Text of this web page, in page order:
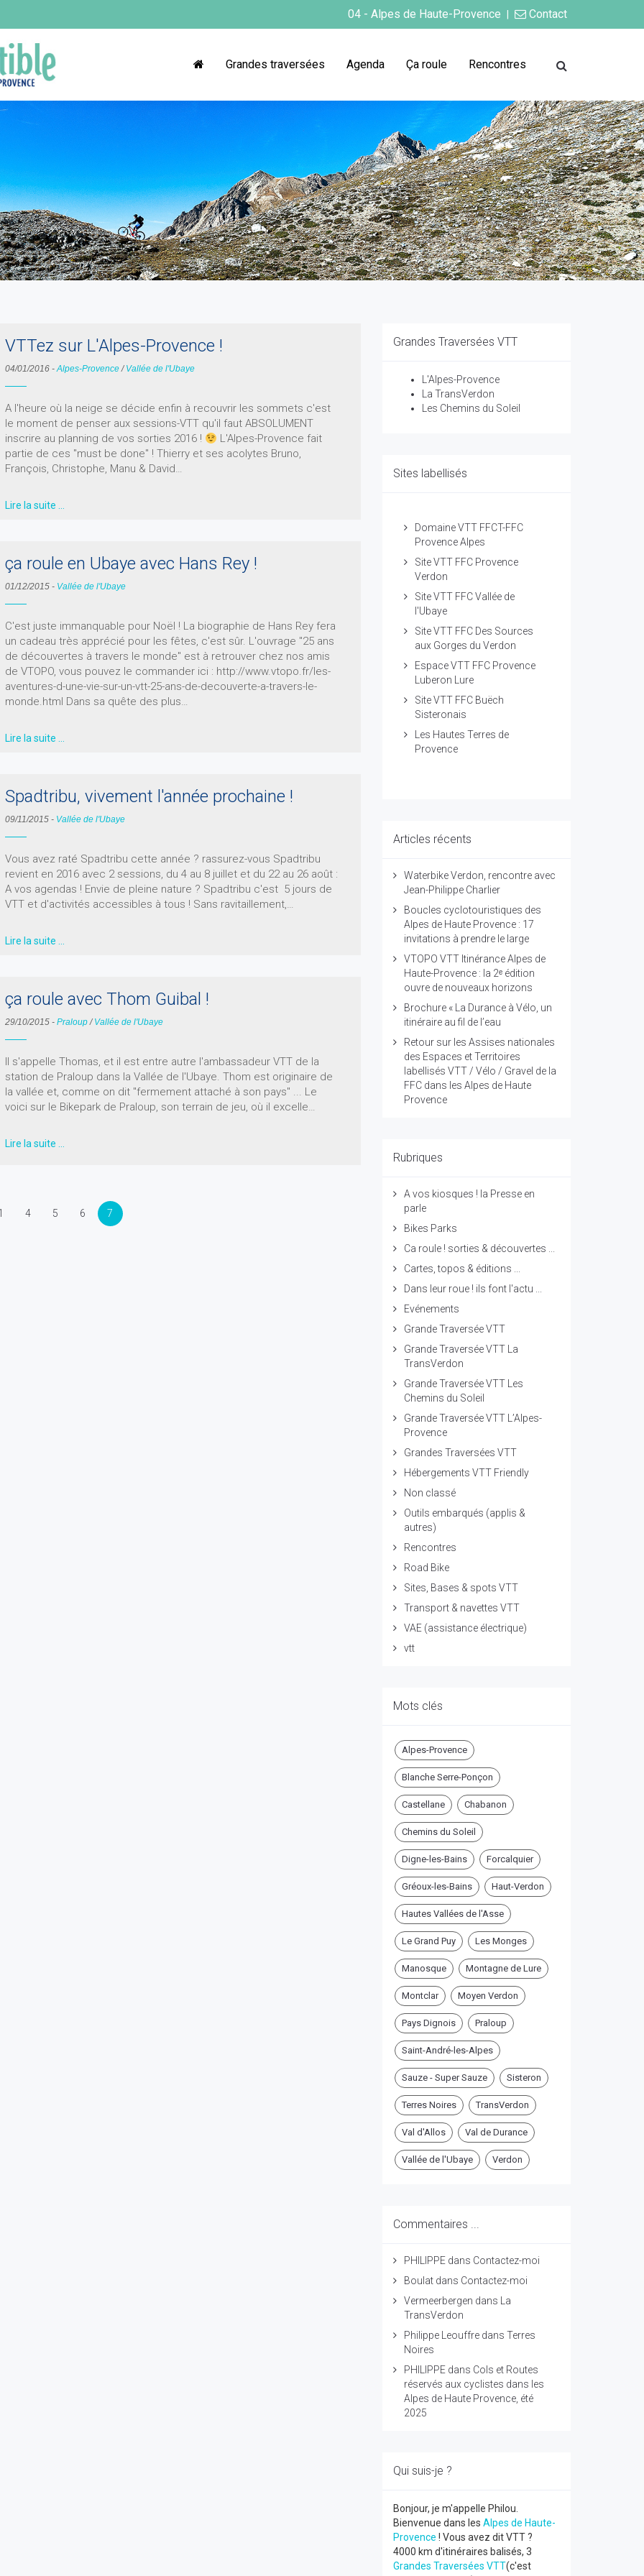
04 - Alpes de Haute-Provence Contact
Grandes traversées Agenda Ça roule Rencontres
VTTez sur L'Alpes-Provence !
04/01/2016 -Alpes-Provence/ Vallée de l'Ubaye
A l'heure où la neige se décide enfin à recouvrir les sommets c'est
le moment de penser aux sessions-VTT qu'il faut ABSOLUMENT
inscrire au planning de vos sorties 2016 !
L'Alpes-Provence fait
partie de ces "must be done" ! Thierry et ses acolytes Bruno,
François, Christophe, Manu & David…
Lire la suite …
ça roule en Ubaye avec Hans Rey !
01/12/2015 - Vallée de l'Ubaye
C'est juste immanquable pour Noël ! La biographie de Hans Rey fera
un cadeau très apprécié pour les fêtes, c'est sûr. L'ouvrage "25 ans
de découvertes à travers le monde" est à retrouver chez nos amis
de VTOPO, vous pouvez le commander ici : http://www.vtopo.fr/les-
aventures-d-une-vie-sur-un-vtt-25-ans-de-decouverte-a-travers-le-
monde.html Dans sa quête des plus…
Lire la suite …
Spadtribu, vivement l'année prochaine !
09/11/2015 - Vallée de l'Ubaye
Vous avez raté Spadtribu cette année ? rassurez-vous Spadtribu
revient en 2016 avec 2 sessions, du 4 au 8 juillet et du 22 au 26 août :
A vos agendas ! Envie de pleine nature ? Spadtribu c'est 5 jours de
VTT et d'activités accessibles à tous ! Sans ravitaillement,…
Lire la suite …
ça roule avec Thom Guibal !
29/10/2015 -Praloup/ Vallée de l'Ubaye
Il s'appelle Thomas, et il est entre autre l'ambassadeur VTT de la
station de Praloup dans la Vallée de l'Ubaye. Thom est originaire de
la vallée et, comme on dit "fermement attaché à son pays" ... Le
voici sur le Bikepark de Praloup, son terrain de jeu, où il excelle…
Lire la suite …
4 5 6 7
Grandes Traversées VTT
L'Alpes-Provence
La TransVerdon
Les Chemins du Soleil
Sites labellisés
Domaine VTT FFCT-FFC
Provence Alpes
Site VTT FFC Provence
Verdon
Site VTT FFC Vallée de
l'Ubaye
Site VTT FFC Des Sources
aux Gorges du Verdon
Espace VTT FFC Provence
Luberon Lure
Site VTT FFC Buëch
Sisteronais
Les Hautes Terres de
Provence
Articles récents
Waterbike Verdon, rencontre avec
Jean-Philippe Charlier
Boucles cyclotouristiques des
Alpes de Haute Provence : 17
invitations à prendre le large
VTOPO VTT Itinérance Alpes de
Haute-Provence : la 2ᵉ édition
ouvre de nouveaux horizons
Brochure « La Durance à Vélo, un
itinéraire au fil de l’eau
Retour sur les Assises nationales
des Espaces et Territoires
labellisés VTT / Vélo / Gravel de la
FFC dans les Alpes de Haute
Provence
Rubriques
A vos kiosques ! la Presse en
parle
Bikes Parks
Ca roule ! sorties & découvertes ...
Cartes, topos & éditions ...
Dans leur roue ! ils font l'actu ...
Evénements
Grande Traversée VTT
Grande Traversée VTT La
TransVerdon
Grande Traversée VTT Les
Chemins du Soleil
Grande Traversée VTT L’Alpes-
Provence
Grandes Traversées VTT
Hébergements VTT Friendly
Non classé
Outils embarqués (applis &
autres)
Rencontres
Road Bike
Sites, Bases & spots VTT
Transport & navettes VTT
VAE (assistance électrique)
vtt
Mots clés
Alpes-Provence
Blanche Serre-Ponçon
Castellane Chabanon
Chemins du Soleil
Digne-les-Bains Forcalquier
Gréoux-les-Bains Haut-Verdon
Hautes Vallées de l'Asse
Le Grand Puy Les Monges
Manosque Montagne de Lure
Montclar Moyen Verdon
Pays Dignois Praloup
Saint-André-les-Alpes
Sauze - Super Sauze Sisteron
Terres Noires TransVerdon
Val d'Allos Val de Durance
Vallée de l'Ubaye Verdon
Commentaires ...
PHILIPPEdans Contactez-moi
Boulatdans Contactez-moi
Vermeerbergen dans
La
TransVerdon
Philippe Leouffredans Terres
Noires
PHILIPPEdans Cols et Routes
réservés aux cyclistes dans les
Alpes de Haute Provence, été
2025
Qui suis-je ?
Bonjour, je m'appelle Philou.
Bienvenue dans les Alpes de Haute-
Provence ! Vous avez dit VTT ?
4000 km d'itinéraires balisés, 3
Grandes Traversées VTT(c'est